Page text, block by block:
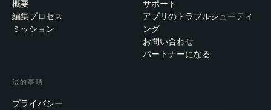
概要
編集プロセス
ミッション
サポート
アプリのトラブルシューティ
ング
お問い合わせ
パートナーになる
法的事項
プライバシー